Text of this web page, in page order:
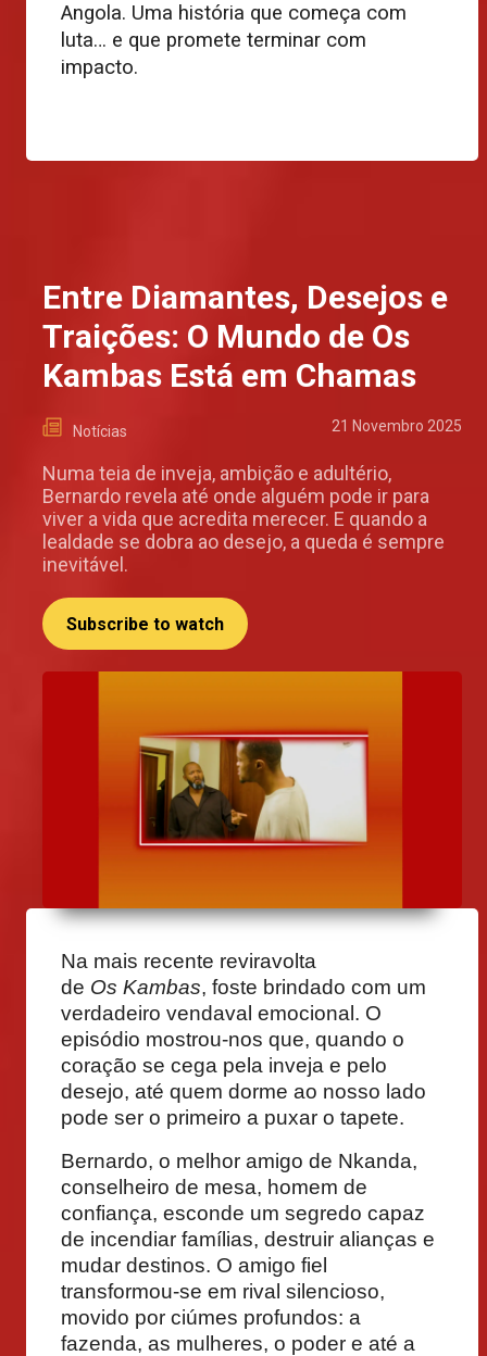
Angola. Uma história que começa com
luta… e que promete terminar com
impacto.
Entre Diamantes, Desejos e
Traições: O Mundo de Os
Kambas Está em Chamas
Notícias 21 Novembro 2025
Numa teia de inveja, ambição e adultério,
Bernardo revela até onde alguém pode ir para
viver a vida que acredita merecer. E quando a
lealdade se dobra ao desejo, a queda é sempre
inevitável.
Subscribe to watch
Na mais recente reviravolta
de Os Kambas, foste brindado com um
verdadeiro vendaval emocional. O
episódio mostrou-nos que, quando o
coração se cega pela inveja e pelo
desejo, até quem dorme ao nosso lado
pode ser o primeiro a puxar o tapete.
Bernardo, o melhor amigo de Nkanda,
conselheiro de mesa, homem de
confiança, esconde um segredo capaz
de incendiar famílias, destruir alianças e
mudar destinos. O amigo fiel
transformou-se em rival silencioso,
movido por ciúmes profundos: a
fazenda, as mulheres, o poder e até a